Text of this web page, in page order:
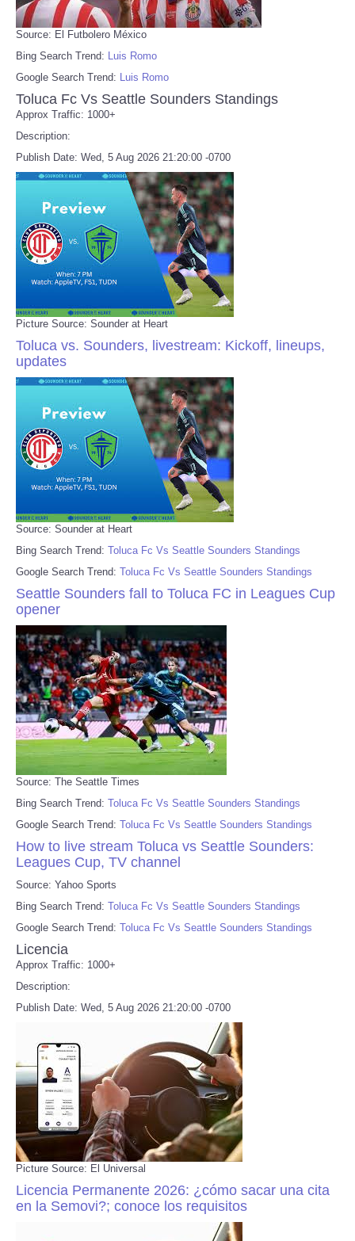
Source: El Futbolero México
Bing Search Trend: Luis Romo
Google Search Trend: Luis Romo
Toluca Fc Vs Seattle Sounders Standings
Approx Traffic: 1000+
Description:
Publish Date: Wed, 5 Aug 2026 21:20:00 -0700
Picture Source: Sounder at Heart
Toluca vs. Sounders, livestream: Kickoff, lineups,
updates
Source: Sounder at Heart
Bing Search Trend: Toluca Fc Vs Seattle Sounders Standings
Google Search Trend: Toluca Fc Vs Seattle Sounders Standings
Seattle Sounders fall to Toluca FC in Leagues Cup
opener
Source: The Seattle Times
Bing Search Trend: Toluca Fc Vs Seattle Sounders Standings
Google Search Trend: Toluca Fc Vs Seattle Sounders Standings
How to live stream Toluca vs Seattle Sounders:
Leagues Cup, TV channel
Source: Yahoo Sports
Bing Search Trend: Toluca Fc Vs Seattle Sounders Standings
Google Search Trend: Toluca Fc Vs Seattle Sounders Standings
Licencia
Approx Traffic: 1000+
Description:
Publish Date: Wed, 5 Aug 2026 21:20:00 -0700
Picture Source: El Universal
Licencia Permanente 2026: ¿cómo sacar una cita
en la Semovi?; conoce los requisitos